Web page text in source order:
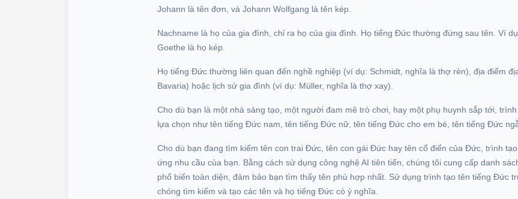
Johann là tên đơn, và Johann Wolfgang là tên kép.
Nachname là họ của gia đình, chỉ ra họ của gia đình. Họ tiếng Đức thường đứng sau tên. Ví
Goethe là họ kép.
Họ tiếng Đức thường liên quan đến nghề nghiệp (ví dụ: Schmidt, nghĩa là thợ rèn), địa điểm
Bavaria) hoặc lịch sử gia đình (ví dụ: Müller, nghĩa là thợ xay).
Cho dù bạn là một nhà sáng tạo, một người đam mê trò chơi, hay một phụ huynh sắp tới,
lựa chọn như tên tiếng Đức nam, tên tiếng Đức nữ, tên tiếng Đức cho em bé, tên tiếng Đức
Cho dù bạn đang tìm kiếm tên con trai Đức, tên con gái Đức hay tên cổ điển của Đức, trình
ứng nhu cầu của bạn. Bằng cách sử dụng công nghệ AI tiên tiến, chúng tôi cung cấp danh
phổ biến toàn diện, đảm bảo bạn tìm thấy tên phù hợp nhất. Sử dụng trình tạo tên tiếng Đức
chóng tìm kiếm và tạo các tên và họ tiếng Đức có ý nghĩa.